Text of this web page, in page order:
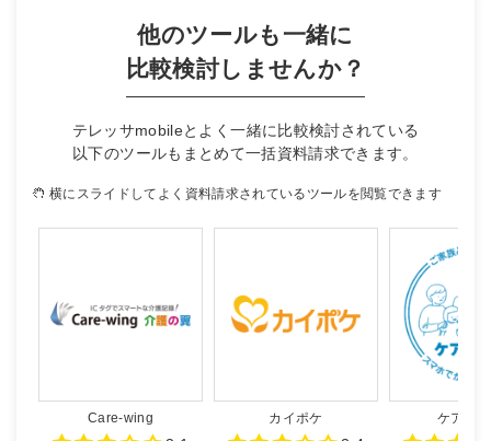
他のツールも一緒に
比較検討しませんか？
テレッサmobileとよく一緒に比較検討されている
以下のツールもまとめて一括資料請求できます。
横にスライドしてよく資料請求されているツールを閲覧できます
Care-wing カイポケ ケアコ